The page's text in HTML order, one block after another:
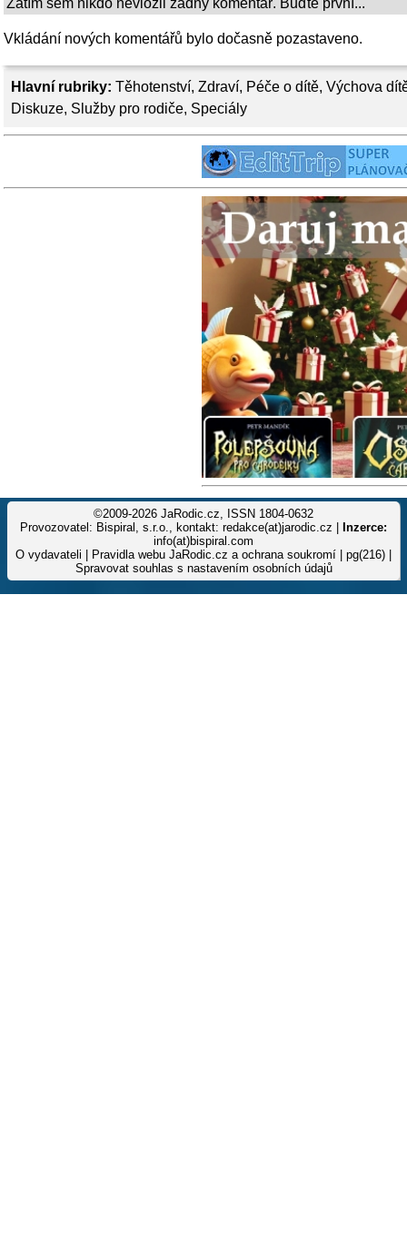
Hlavní rubriky: Těhotenství, Zdraví, Péče o dítě, Výchova
Diskuze, Služby pro rodiče, Speciály
Vkládání nových komentářů bylo dočasně pozastaveno.
©2009-2026 JaRodic.cz, ISSN 1804-0632
Provozovatel: Bispiral, s.r.o., kontakt: redakce(at)jarodic.cz |
Inzerce:
info(at)bispiral.com
O vydavateli
Pravidla webu JaRodic.cz a ochrana soukromí | pg(216) |
Spravovat souhlas s nastavením osobních údajů